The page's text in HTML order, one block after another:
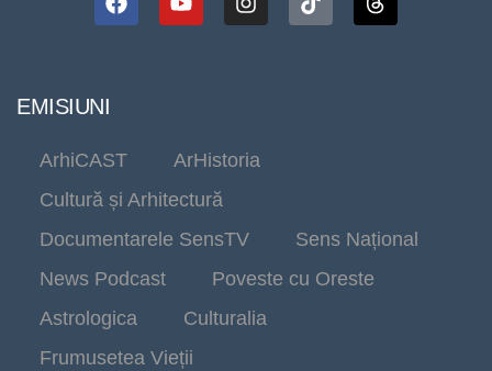
EMISIUNI
ArhiCAST
ArHistoria
Cultură și Arhitectură
Documentarele SensTV
Sens Național
News Podcast
Poveste cu Oreste
Astrologica
Culturalia
Frumusetea Vieții